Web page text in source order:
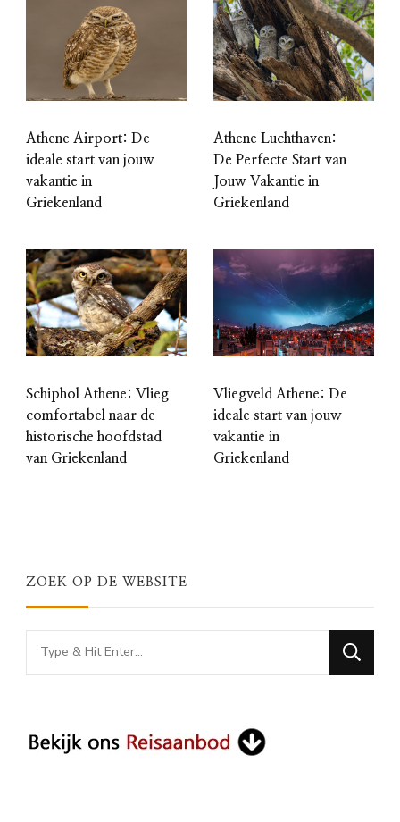
Athene Airport: De
ideale start van jouw
vakantie in
Griekenland
Athene Luchthaven:
De Perfecte Start van
Jouw Vakantie in
Griekenland
Schiphol Athene: Vlieg
comfortabel naar de
historische hoofdstad
van Griekenland
Vliegveld Athene: De
ideale start van jouw
vakantie in
Griekenland
ZOEK OP DE WEBSITE
Looking
for